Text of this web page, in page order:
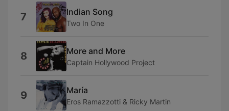
7 Indian Song
Two In One
8 More and More
Captain Hollywood Project
9 María
Eros Ramazzotti & Ricky Martin